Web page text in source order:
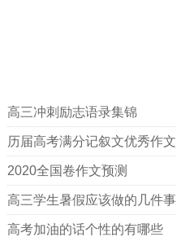
高三冲刺励志语录集锦
历届高考满分记叙文优秀作文
2020全国卷作文预测
高三学生暑假应该做的几件事
高考加油的话个性的有哪些